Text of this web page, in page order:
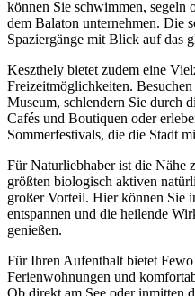
können Sie schwimmen, segeln
dem Balaton unternehmen. Die
Spaziergänge mit Blick auf das
Keszthely bietet zudem eine
Freizeitmöglichkeiten.
Museum, schlendern Sie durch
Cafés und Boutiquen oder
Sommerfestivals, die die Stadt
Für Naturliebhaber ist die Nähe
größten biologisch aktiven
großer Vorteil. Hier können Sie
entspannen und die heilende
genießen.
Für Ihren Aufenthalt bietet
Ferienwohnungen und
Ob direkt am See oder inmitten